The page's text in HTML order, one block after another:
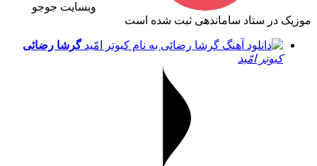
وبسایت جوجو
موزیک در ستاد ساماندهی ثبت شده است
گرشا رضائی
کبوتر امّید